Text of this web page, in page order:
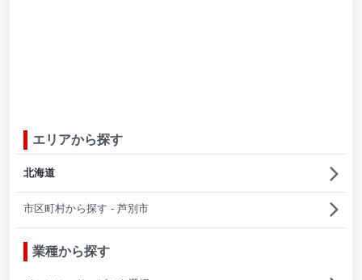
エリアから探す
北海道
市区町村から探す - 芦別市
業種から探す